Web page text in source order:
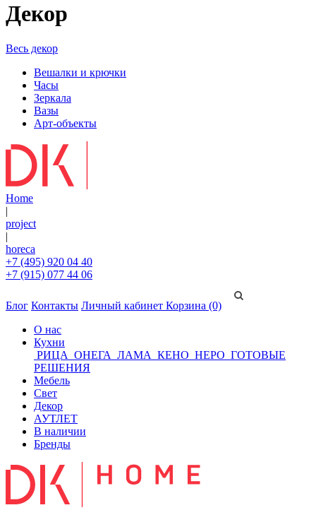
Декор
Весь декор
Вешалки и крючки
Часы
Зеркала
Вазы
Арт-объекты
Home
|
project
|
horeca
+7 (495) 920 04 40
+7 (915) 077 44 06
Блог Контакты Личный кабинет Корзина (0)
О нас
Кухни
РИЦА ОНЕГА ЛАМА КЕНО НЕРО ГОТОВЫЕ
РЕШЕНИЯ
Мебель
Свет
Декор
АУТЛЕТ
В наличии
Бренды